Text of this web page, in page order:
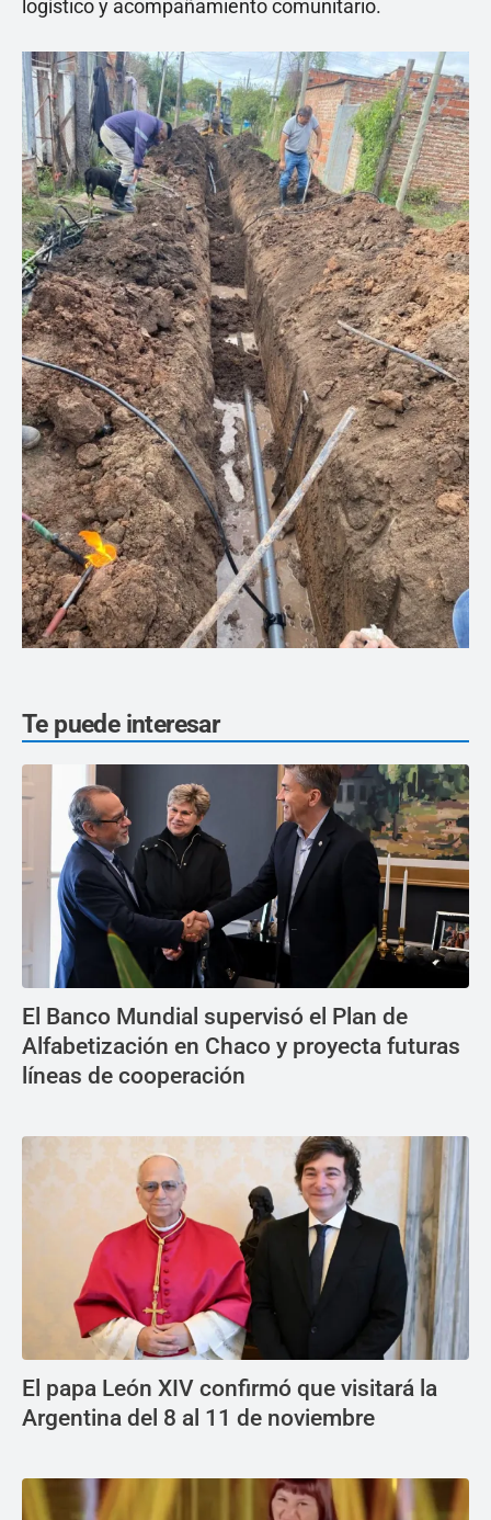
logístico y acompañamiento comunitario.
Te puede interesar
El Banco Mundial supervisó el Plan de
Alfabetización en Chaco y proyecta futuras
líneas de cooperación
El papa León XIV confirmó que visitará la
Argentina del 8 al 11 de noviembre